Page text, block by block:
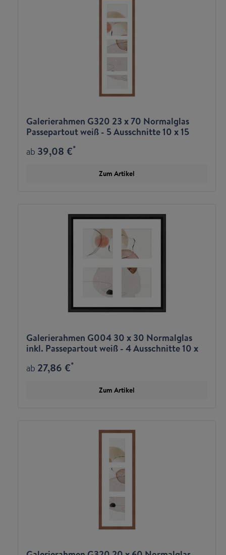
Galerierahmen G320 23 x 70 Normalglas
Passepartout weiß - 5 Ausschnitte 10 x 15
ab 39,08 €*
Zum Artikel
Galerierahmen G004 30 x 30 Normalglas
inkl. Passepartout weiß - 4 Ausschnitte 10 x
ab 27,86 €*
Zum Artikel